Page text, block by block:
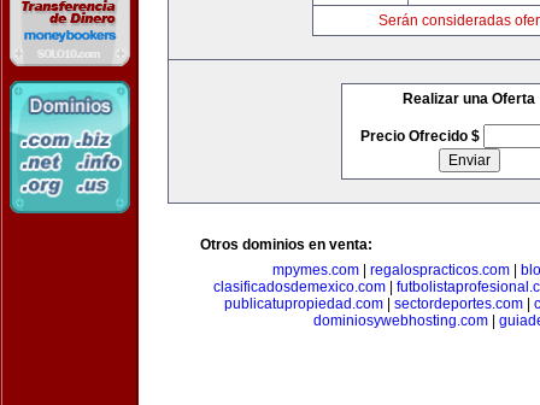
Serán consideradas
Realizar una Oferta
Precio Ofrecido $
Otros dominios en venta:
mpymes.com
regalospracticos.com
clasificadosdemexico.com|
publicatupropiedad.com
sectordeportes.com
dominiosywebhosting.com